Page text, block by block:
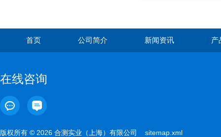
首页 公司简介 新闻资讯 产
在线咨询
版权所有 © 2026 合测实业（上海）有限公司 sitemap.xml